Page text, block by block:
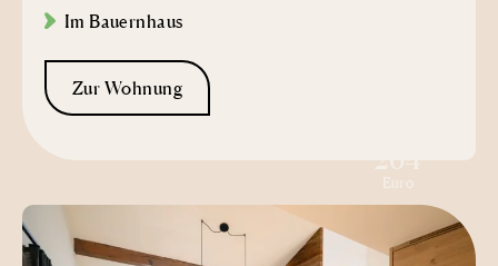
Im Bauernhaus
Zur Wohnung